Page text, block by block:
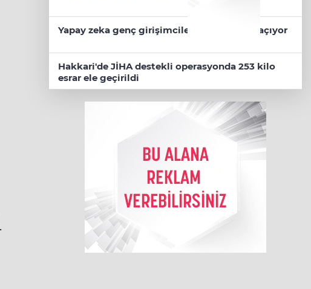
Yapay zeka genç girişimcilere yeni kapılar açıyor
Hakkari'de JİHA destekli operasyonda 253 kilo
esrar ele geçirildi